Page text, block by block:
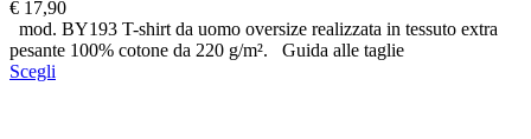
€ 17,90
mod. BY193 T-shirt da uomo oversize realizzata in tessuto extra
pesante 100% cotone da 220 g/m². Guida alle taglie
Scegli